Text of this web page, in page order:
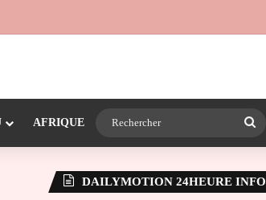
24heureinfo sur WhatsApp
(barre latérale)
AFRIQUE
DAILYMOTION 24HEURE INFO